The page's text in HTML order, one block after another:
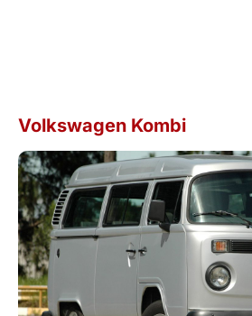
Volkswagen Kombi